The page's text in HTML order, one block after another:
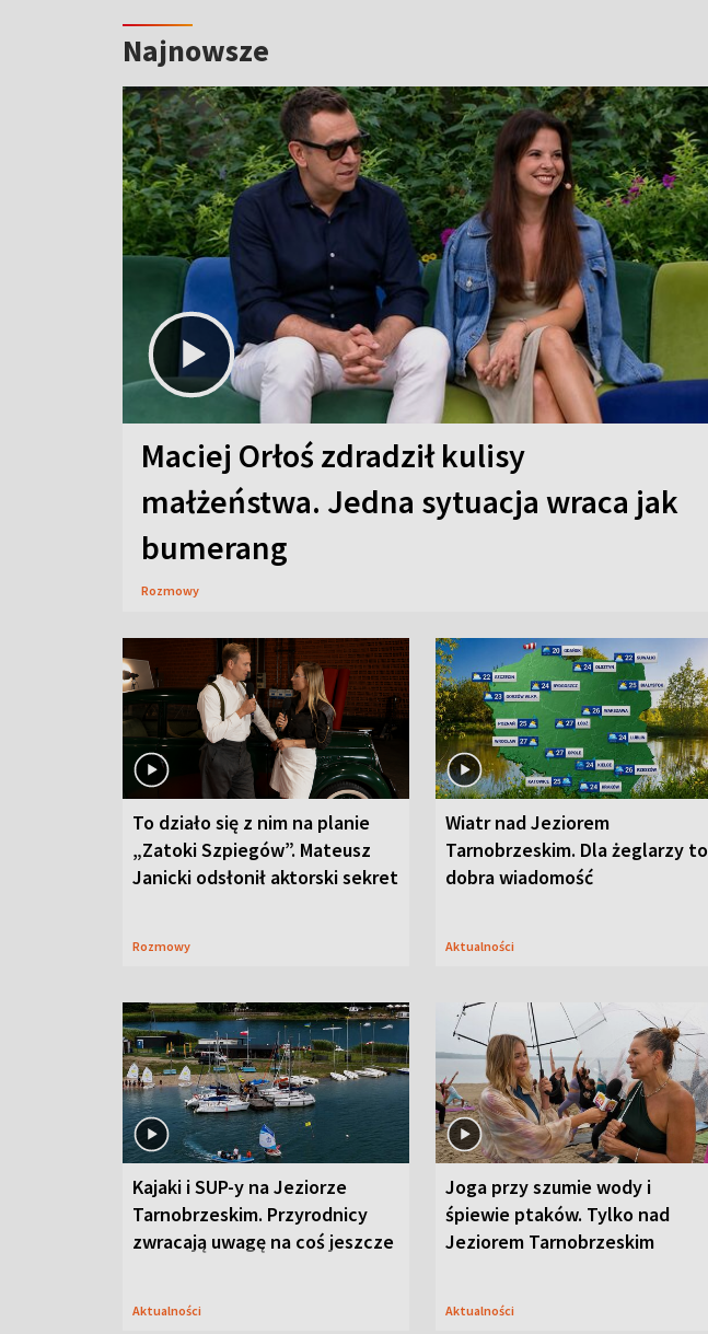
Najnowsze
Maciej Orłoś zdradził kulisy
małżeństwa. Jedna sytuacja wraca jak
bumerang
Rozmowy
To działo się z nim na planie
„Zatoki Szpiegów”. Mateusz
Janicki odsłonił aktorski sekret
Rozmowy
Wiatr nad Jeziorem
Tarnobrzeskim. Dla żeglarzy to
dobra wiadomość
Aktualności
Kajaki i SUP-y na Jeziorze
Tarnobrzeskim. Przyrodnicy
zwracają uwagę na coś jeszcze
Aktualności
Joga przy szumie wody i
śpiewie ptaków. Tylko nad
Jeziorem Tarnobrzeskim
Aktualności